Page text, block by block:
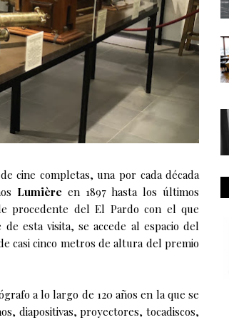
cine completas,una por cada década
Lumière en 1897hasta los últimos
procedente del El Pardo con el que
de estavisita,se accede al espacio del
casi cinco metros de altura del premio
a lo largo de 120 años en laque se
diapositivas, proyectores, tocadiscos,